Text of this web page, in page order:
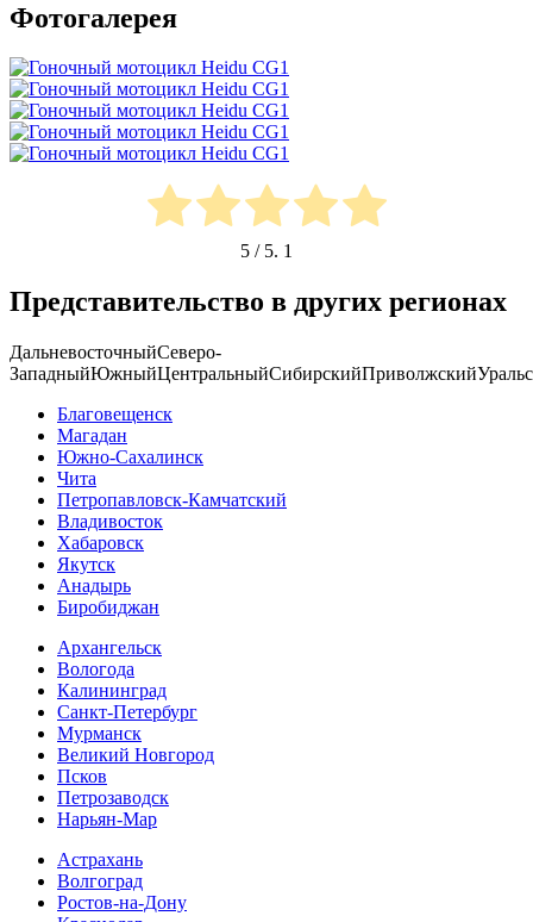
Фотогалерея
5 / 5. 1
Представительство в других регионах
ДальневосточныйСеверо-
ЗападныйЮжныйЦентральныйСибирскийПриволжский
Благовещенск
Магадан
Южно-Сахалинск
Чита
Петропавловск-Камчатский
Владивосток
Хабаровск
Якутск
Анадырь
Биробиджан
Архангельск
Вологода
Калининград
Санкт-Петербург
Мурманск
Великий Новгород
Псков
Петрозаводск
Нарьян-Мар
Астрахань
Волгоград
Ростов-на-Дону